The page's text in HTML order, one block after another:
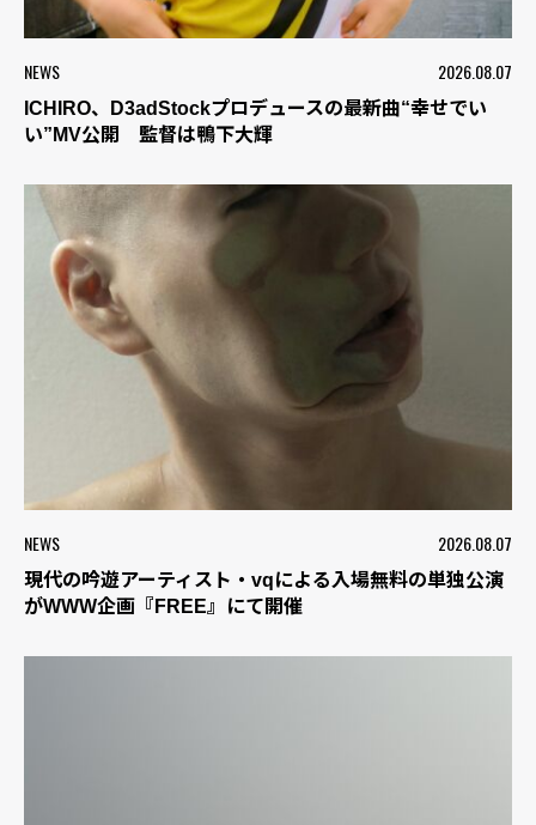
NEWS 2026.08.07
ICHIRO、D3adStockプロデュースの最新曲“幸せでい
い”MV公開 監督は鴨下大輝
NEWS 2026.08.07
現代の吟遊アーティスト・vqによる入場無料の単独公演
がWWW企画『FREE』にて開催